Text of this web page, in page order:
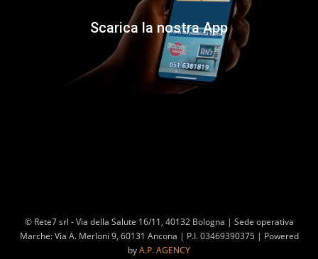
Scarica la nostra App
© Rete7 srl - Via della Salute 16/11, 40132 Bologna | Sede operativa
Marche: Via A. Merloni 9, 60131 Ancona | P.I. 03469390375 | Powered
byA.P. AGENCY